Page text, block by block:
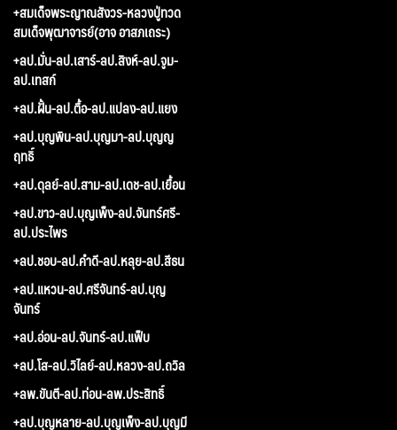
+สมเด็จพระญาณสังวร-หลวงปู่ทวด
สมเด็จพุฒาจารย์(อาจ อาสภเถระ)
+ลป.มั่น-ลป.เสาร์-ลป.สิงห์-ลป.จูม-
ลป.เทสก์
+ลป.ฝั้น-ลป.ตื้อ-ลป.แปลง-ลป.แยง
+ลป.บุญพิน-ลป.บุญมา-ลป.บุญญ
ฤทธิ์
+ลป.ดุลย์-ลป.สาม-ลป.เดช-ลป.เยื้อน
+ลป.ขาว-ลป.บุญเพ็ง-ลป.จันทร์ศรี-
ลป.ประไพร
+ลป.ชอบ-ลป.คำดี-ลป.หลุย-ลป.สีธน
+ลป.แหวน-ลป.ศรีจันทร์-ลป.บุญ
จันทร์
+ลป.อ่อน-ลป.จันทร์-ลป.แฟ็บ
+ลป.โส-ลป.วิไลย์-ลป.หลวง-ลป.ถวิล
+ลพ.ขันตี-ลป.ท่อน-ลพ.ประสิทธิ์
+ลป.บุญหลาย-ลป.บุญเพ็ง-ลป.บุญมี